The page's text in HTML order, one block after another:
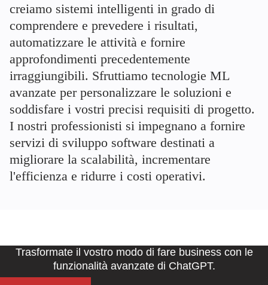
creiamo sistemi intelligenti in grado di
comprendere e prevedere i risultati,
automatizzare le attività e fornire
approfondimenti precedentemente
irraggiungibili. Sfruttiamo tecnologie ML
avanzate per personalizzare le soluzioni e
soddisfare i vostri precisi requisiti di progetto.
I nostri professionisti si impegnano a fornire
servizi di sviluppo software destinati a
migliorare la scalabilità, incrementare
l'efficienza e ridurre i costi operativi.
Trasformate il vostro modo di fare business con le
funzionalità avanzate di ChatGPT.